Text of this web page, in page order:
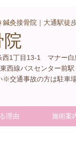
灸接骨院｜大通駅徒
1丁目13-1 マナー白
西線バスセンター前
※交通事故の方は駐車
理由 施術案